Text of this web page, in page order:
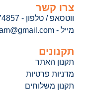
צרו קשר
ווטסאפ / טלפון - 052-8974857
מייל - hubility.team@gmail.com
תקנונים
תקנון האתר
מדניות פרטיות
תקנון משלוחים